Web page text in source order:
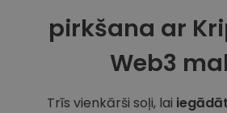
pirkšana ar
Web3
Trīs vienkārši soļi, lai